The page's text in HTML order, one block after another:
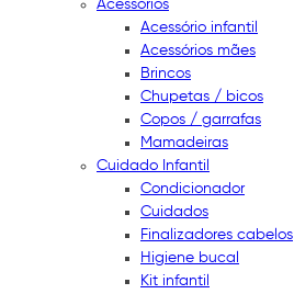
Acessórios
Acessório infantil
Acessórios mães
Brincos
Chupetas / bicos
Copos / garrafas
Mamadeiras
Cuidado Infantil
Condicionador
Cuidados
Finalizadores cabelos
Higiene bucal
Kit infantil